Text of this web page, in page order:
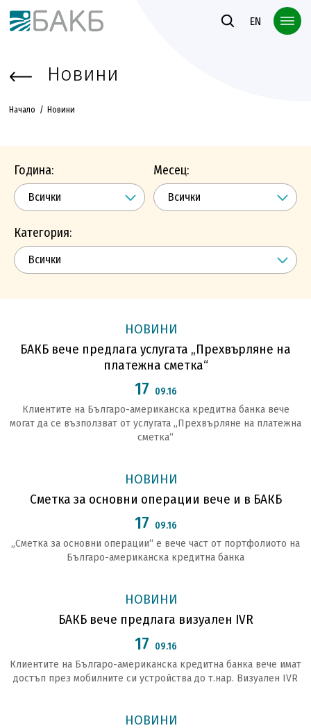
Към основното съдържание
EN
Новини
Начало Новини
Година: Месец:
Категория:
НОВИНИ
БАКБ вече предлага услугата „Прехвърляне на
платежна сметка“
17 09.16
Клиентите на Българо-американска кредитна банка вече
могат да се възползват от услугата „Прехвърляне на платежна
сметка“
НОВИНИ
Сметка за основни операции вече и в БАКБ
17 09.16
„Сметка за основни операции“ е вече част от портфолиото на
Българо-американска кредитна банка
НОВИНИ
БАКБ вече предлага визуален IVR
17 09.16
Клиентите на Българо-американска кредитна банка вече имат
достъп през мобилните си устройства до т.нар. Визуален IVR
НОВИНИ